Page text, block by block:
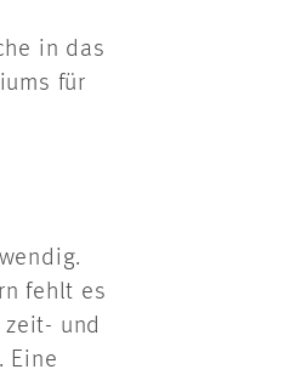
in das
für
fehlt es
und
Eine